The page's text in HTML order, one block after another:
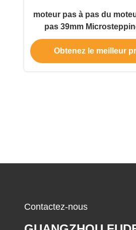
moteur pas à pas du
pas 39mm
machine de commande
par ordinateur de 0.4A
Obtenez le meilleur
Contactez-nous